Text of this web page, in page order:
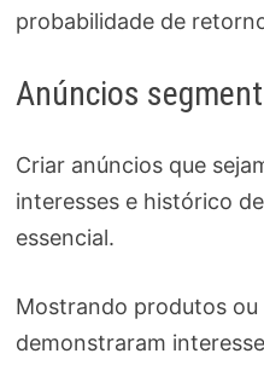
probabilidade de
Anúncios
Criar anúncios que
interesses e histórico
essencial.
Mostrando produtos ou
demonstraram